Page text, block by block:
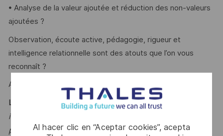
Al hacer clic en “Aceptar cookies”, acepta
• Analyse de la valeur ajoutée et réduction des non-valeurs
ajoutées ?
Observation, écoute active, pédagogie, rigueur et
intelligence relationnelle sont des atouts que l’on vous
reconnaît ?
Alors ce poste est fait pour vous !
Le mot du manager:"Rejoignez l'équipe des Méthodes
industrielles au service de
performance collective".